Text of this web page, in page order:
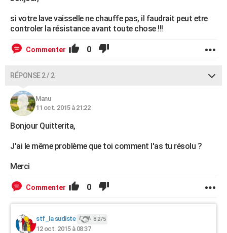
si votre lave vaisselle ne chauffe pas, il faudrait peut etre
controler la résistance avant toute chose !!!
Commenter 0
RÉPONSE 2 / 2
Manu
11 oct. 2015 à 21:22
Bonjour Quitterita,
J'ai le même problème que toi comment l'as tu résolu ?
Merci
Commenter 0
stf_la sudiste 8 275
12 oct. 2015 à 08:37